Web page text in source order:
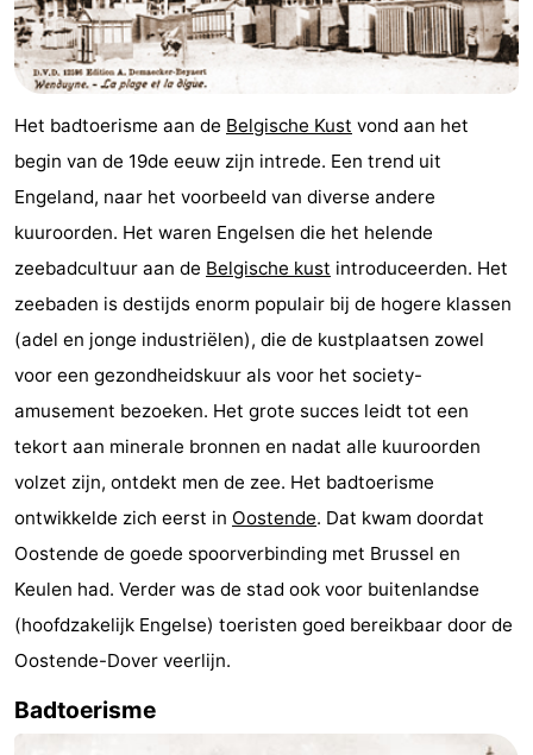
Residentie
Green
Garden
-
Seaside
Blankenberge
Bed
(&
breakfasts)
Campings
Hotels
Vakantiehuizen
Beachside
-
Blankenberger
Duinen
Center
De
Last
Zien
doen
-
Musea
-
Het badtoerisme aan de Belgische Kust vond aan het
begin van de 19de eeuw zijn intrede. Een trend uit
Engeland, naar het voorbeeld van diverse andere
kuuroorden. Het waren Engelsen die het helende
zeebadcultuur aan de Belgische kust introduceerden. Het
zeebaden is destijds enorm populair bij de hogere klassen
(adel en jonge industriëlen), die de kustplaatsen zowel
voor een gezondheidskuur als voor het society-
amusement bezoeken. Het grote succes leidt tot een
tekort aan minerale bronnen en nadat alle kuuroorden
volzet zijn, ontdekt men de zee. Het badtoerisme
ontwikkelde zich eerst in Oostende. Dat kwam doordat
Oostende de goede spoorverbinding met Brussel en
Keulen had. Verder was de stad ook voor buitenlandse
(hoofdzakelijk Engelse) toeristen goed bereikbaar door de
Oostende-Dover veerlijn.
Badtoerisme